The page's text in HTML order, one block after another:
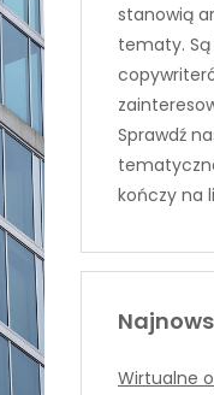
stanowią
tematy.
Sprawdź
kończy na
Wirtualne